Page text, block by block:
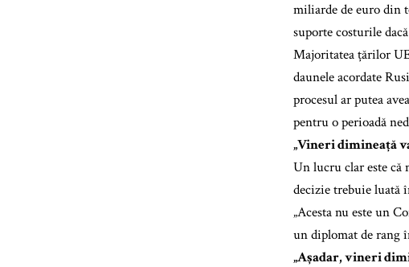
miliarde de euro din
suporte costurile
Majoritatea țărilor
daunele acordate
procesul ar putea
pentru o perioadă
„Vineri dimineață
Un lucru clar este
decizie trebuie luată
„Acesta nu este un
un diplomat de rang
„Așadar, vineri